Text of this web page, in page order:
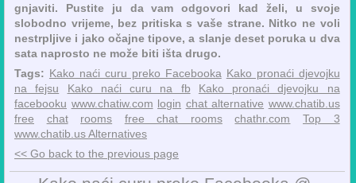
gnjaviti. Pustite ju da vam odgovori kad želi, u svoje
slobodno vrijeme, bez pritiska s vaše strane. Nitko ne voli
nestrpljive i jako očajne tipove, a slanje deset poruka u dva
sata naprosto ne može biti išta drugo.
Tags: Kako naći curu preko Facebooka Kako pronaći djevojku
na fejsu
Kako naći curu na fb
Kako pronaći djevojku na
facebooku www.chatiw.com login chat alternative www.chatib.us
free
chat rooms free chat rooms chathr.com
Top 3
www.chatib.us Alternatives
<< Go back to the previous page